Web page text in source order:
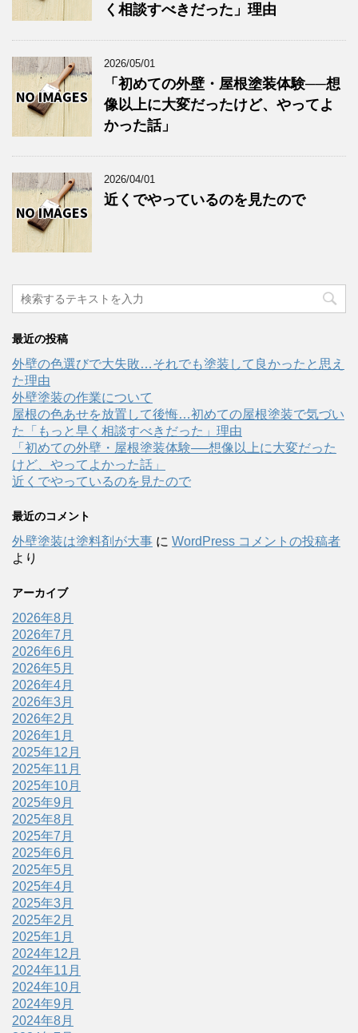
く相談すべきだった」理由
2026/05/01
「初めての外壁・屋根塗装体験──想
像以上に大変だったけど、やってよ
かった話」
2026/04/01
近くでやっているのを見たので
最近の投稿
外壁の色選びで大失敗…それでも塗装して良かったと思え
た理由
外壁塗装の作業について
屋根の色あせを放置して後悔…初めての屋根塗装で気づい
た「もっと早く相談すべきだった」理由
「初めての外壁・屋根塗装体験──想像以上に大変だった
けど、やってよかった話」
近くでやっているのを見たので
最近のコメント
外壁塗装は塗料剤が大事 に WordPress コメントの投稿者
より
アーカイブ
2026年8月
2026年7月
2026年6月
2026年5月
2026年4月
2026年3月
2026年2月
2026年1月
2025年12月
2025年11月
2025年10月
2025年9月
2025年8月
2025年7月
2025年6月
2025年5月
2025年4月
2025年3月
2025年2月
2025年1月
2024年12月
2024年11月
2024年10月
2024年9月
2024年8月